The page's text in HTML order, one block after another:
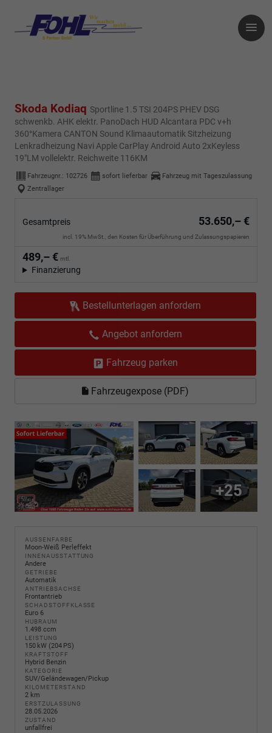
Skoda Kodiaq Sportline 1.5 TSI 204PS PHEV DSG
schwenkb. AHK elektr. PanoDach HUD Alcantara PDC v+h
360°Kamera CANTON Sound Klimaautomatik Sitzheizung
Lenkradheizung Navi Apple CarPlay Android Auto 2xKeyless
19"LM vollelektr. Reichweite 116KM
Fahrzeugnr.: 102726 sofort lieferbar
Fahrzeug mit Tageszulassung
Zentrallager
Gesamtpreis 53.650,– €
incl. 19% MwSt., den Kosten für Überführung und Zulassungspapieren
489,– € mtl.
Finanzierung
Bestellunterlagen anfordern
Angebot anfordern
Fahrzeug parken
Fahrzeugexpose (PDF)
+25
AUSSENFARBE
Moon-Weiß Perleffekt
INNENAUSSTATTUNG
Andere
GETRIEBE
Automatik
ANTRIEBSACHSE
Frontantrieb
SCHADSTOFFKLASSE
Euro 6
HUBRAUM
1.498 ccm
LEISTUNG
150 kW (204 PS)
KRAFTSTOFF
Hybrid Benzin
KATEGORIE
SUV/Geländewagen/Pickup
KILOMETERSTAND
2 km
ERSTZULASSUNG
28.05.2026
ZUSTAND
unfallfrei